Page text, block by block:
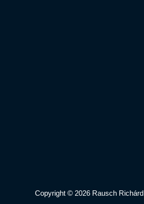
Copyright © 2026 Rausch Richárd